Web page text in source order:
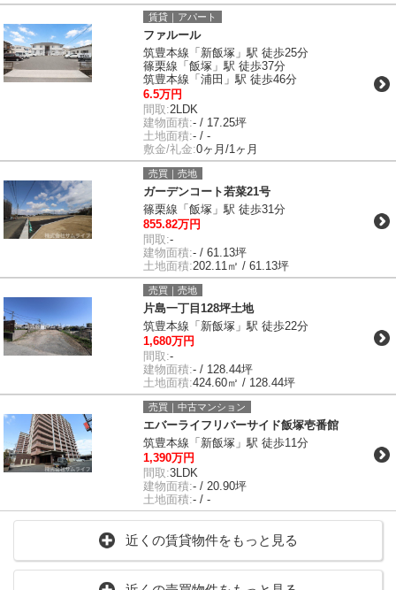
賃貸｜アパート
ファルール
筑豊本線「新飯塚」駅 徒歩25分
篠栗線「飯塚」駅 徒歩37分
筑豊本線「浦田」駅 徒歩46分
6.5万円
間取:2LDK
建物面積:- / 17.25坪
土地面積:- / -
敷金/礼金:0ヶ月/1ヶ月
売買｜売地
ガーデンコート若菜21号
篠栗線「飯塚」駅 徒歩31分
855.82万円
間取:-
建物面積:- / 61.13坪
土地面積:202.11㎡ / 61.13坪
売買｜売地
片島一丁目128坪土地
筑豊本線「新飯塚」駅 徒歩22分
1,680万円
間取:-
建物面積:- / 128.44坪
土地面積:424.60㎡ / 128.44坪
売買｜中古マンション
エバーライフリバーサイド飯塚壱番館
筑豊本線「新飯塚」駅 徒歩11分
1,390万円
間取:3LDK
建物面積:- / 20.90坪
土地面積:- / -
近くの賃貸物件をもっと見る